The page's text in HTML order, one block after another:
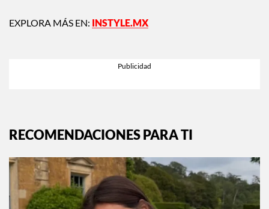
EXPLORA MÁS EN: INSTYLE.MX
RECOMENDACIONES PARA TI